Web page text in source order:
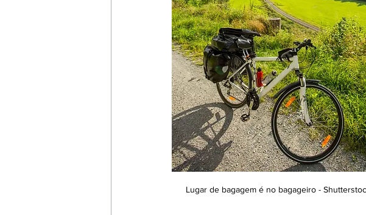
Lugar de bagagem é no bagageiro -